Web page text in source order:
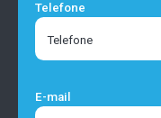
Telefone
E-mail